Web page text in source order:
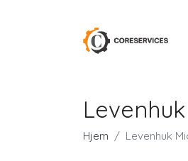
Hjem Levenhuk